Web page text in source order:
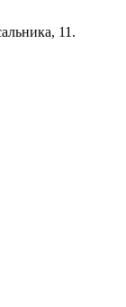
11.